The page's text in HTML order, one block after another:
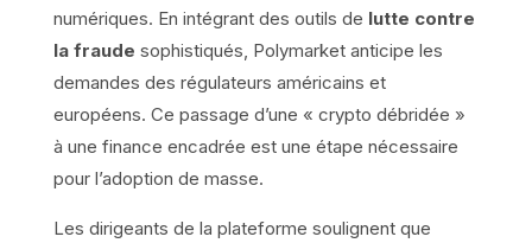
numériques. En intégrant des outils de lutte contre
la fraude sophistiqués, Polymarket anticipe les
demandes des régulateurs américains et
européens. Ce passage d’une « crypto débridée »
à une finance encadrée est une étape nécessaire
pour l’adoption de masse.
Les dirigeants de la plateforme soulignent que